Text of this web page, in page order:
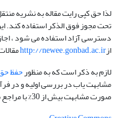
لذا حق کپی رایت مقاله به نشریه
تحت مجوز فوق الذکر استفاده کند.
دسترسی آزاد استفاده می شود ،
ازhttp://newee.gonbad.ac.ir
لازم به ذکر است که به منظورحفظ
مشابهت یاب در بررسی اولیه و در
صورت مشابهت بیش از 30% با مراجع موجود قبلی، مقاله رد خواهد شد.